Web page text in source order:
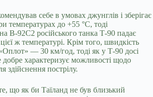
себе в умовах джунглів і зберігає
температурах до +55 °C, тоді
В-92С2 російського танка Т-90 падає
ж температурі. Крім того, швидкість
— 30 км/год, тоді як у Т-90 досі
характеризує можливості щодо
здійснення пострілу.
що як би Таїланд не був близький